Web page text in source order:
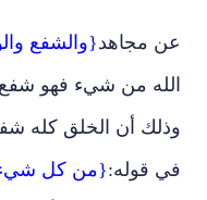
عن مجاهد{والشفع
الله من شيء فهو شفع
وذلك أن الخلق كله
في قوله:{من كل شيء